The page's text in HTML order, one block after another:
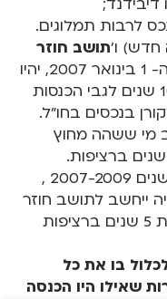
דיבידנד;
לרבות תמלוגים.
חדש) ו’תושב חוזר
’ שהגיעו לישראל לאחר ה- 1 בינואר 2007, יהיו
פטורים מהגשת דוח במשך 10 שנים לגבי הכנסות
בנכסים בחו"ל.
מי ששהה מחוץ
ברציפות.
לגבי חזרה של תושב בשנים 2007-2009 ,
ייחשב לתושב חוזר
ותיק גם מי ששהה לפחות 5 שנים ברציפות
בו את כל
שאילו היו הכנסה